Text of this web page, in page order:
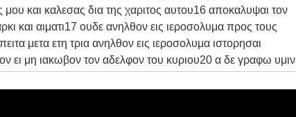
και καλεσας δια της χαριτος αυτου16 αποκαλυψαι τον
και αιματι17 ουδε ανηλθον εις ιεροσολυμα προς τους
μετα ετη τρια ανηλθον εις ιεροσολυμα ιστορησαι
ει μη ιακωβον τον αδελφον του κυριου20 α δε γραφω υμιν
νυν ευαγγελιζεται την πιστιν ην ποτε επορθει24 και